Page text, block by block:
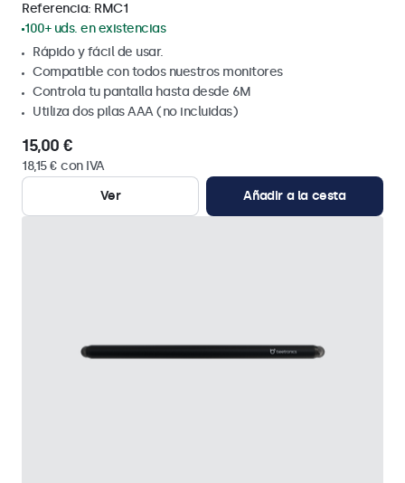
Referencia: RMC1
100+ uds. en existencias
Rápido y fácil de usar.
Compatible con todos nuestros monitores
Controla tu pantalla hasta desde 6M
Utiliza dos pilas AAA (no incluidas)
15,00 €
18,15 € con IVA
Ver
Añadir a la cesta